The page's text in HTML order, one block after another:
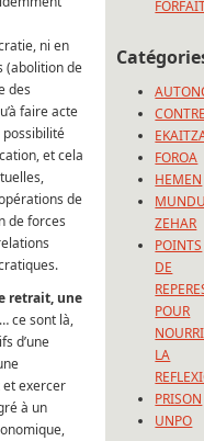
ni en
(abolition de
des
faire acte
possibilité
et cela
de
de forces
retrait, une
… ce sont là,
d’une
exercer
à un
FOROA
HEMEN
ZEHAR
POINTS
DE
POUR
LA
PRISON
UNPO